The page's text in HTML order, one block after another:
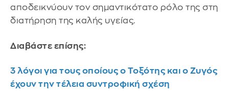
αποδεικνύουν τον σημαντικότατο ρόλο της στη
διατήρηση της καλής υγείας.
Διαβάστε επίσης:
3 λόγοι για τους οποίους ο Τοξότης και ο Ζυγός
έχουν την τέλεια συντροφική σχέση